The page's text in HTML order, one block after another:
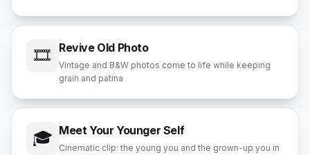
🎞️ Revive Old Photo
Vintage and B&W photos come to life while keeping
grain and patina
🎓 Meet Your Younger Self
Cinematic clip: the young you and the grown-up you in